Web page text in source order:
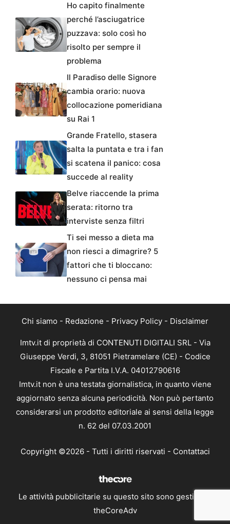
Ho capito finalmente
perché l’asciugatrice
puzzava: solo così ho
risolto per sempre il
problema
Il Paradiso delle Signore
cambia orario: nuova
collocazione pomeridiana
su Rai 1
Grande Fratello, stasera
salta la puntata e tra i fan
si scatena il panico: cosa
succede al reality
Belve riaccende la prima
serata: ritorno tra
interviste senza filtri
Ti sei messo a dieta ma
non riesci a dimagrire? 5
fattori che ti bloccano:
nessuno ci pensa mai
Chi siamo - Redazione - Privacy Policy - Disclaimer
Imtv.it di proprietà di CONTENUTI DIGITALI SRL - Via
Giuseppe Verdi, 3, 81051 Pietramelare (CE) - Codice
Fiscale e Partita I.V.A. 04012790616
Imtv.it non è una testata giornalistica, in quanto viene
aggiornato senza alcuna periodicità. Non può pertanto
considerarsi un prodotto editoriale ai sensi della legge
n. 62 del 07.03.2001
Copyright ©2026 - Tutti i diritti riservati - Contattaci
Le attività pubblicitarie su questo sito sono gestite da
theCoreAdv